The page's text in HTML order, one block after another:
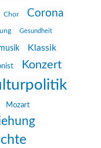
Chor Corona
Gesundheit
Klassik
Konzert
Mozart